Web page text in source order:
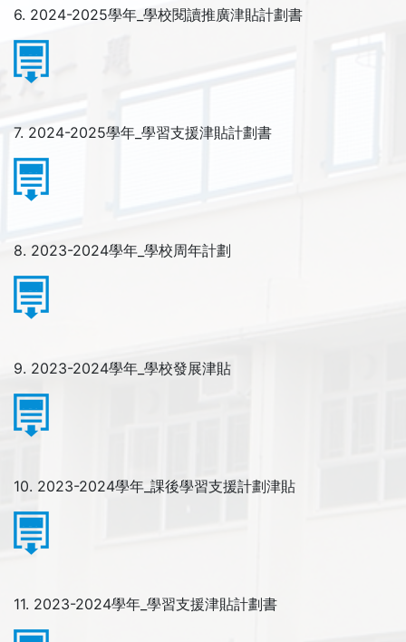
6. 2024-2025學年_學校閱讀推廣津貼計劃書
7. 2024-2025學年_學習支援津貼計劃書
8. 2023-2024學年_學校周年計劃
9. 2023-2024學年_學校發展津貼
10. 2023-2024學年_課後學習支援計劃津貼
11. 2023-2024學年_學習支援津貼計劃書